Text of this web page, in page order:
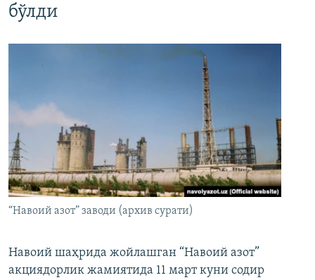
бўлди
“Навоий азот” заводи (архив сурати)
Навоий шаҳрида жойлашган “Навоий азот”
акциядорлик жамиятида 11 март куни содир